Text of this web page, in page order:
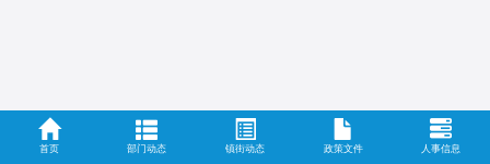
首页 部门动态 镇街动态 政策文件 人事信息